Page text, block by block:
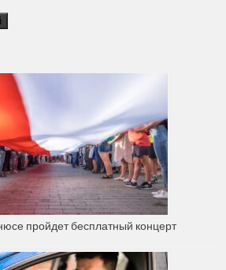
пройдет бесплатный концерт